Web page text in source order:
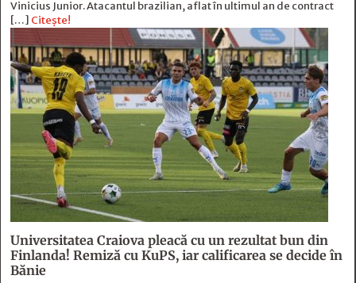
Vinicius Junior. Atacantul brazilian, aflat în ultimul an de contract
[…] Citește!
Universitatea Craiova pleacă cu un rezultat bun din
Finlanda! Remiză cu KuPS, iar calificarea se decide în
Bănie